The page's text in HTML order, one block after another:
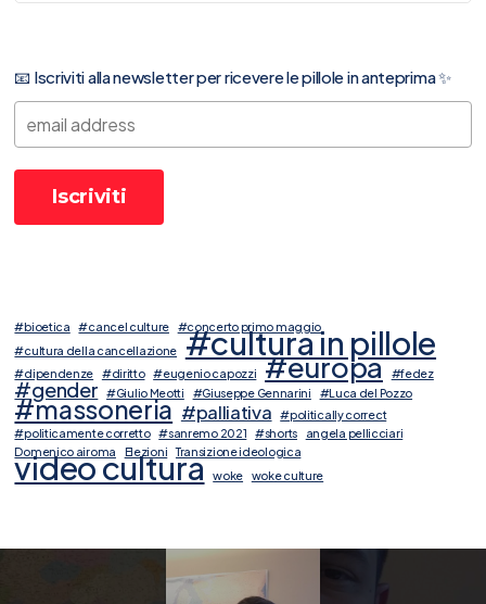
📧 Iscriviti alla newsletter per ricevere le pillole in anteprima ✨
#bioetica #cancel culture
#concerto primo maggio
#cultura della cancellazione #cultura in pillole
#dipendenze #diritto #eugenio capozzi #europa #fedez
#gender #Giulio Meotti #Giuseppe Gennarini #Luca del Pozzo
#massoneria #palliativa
#politically correct
#politicamente corretto #sanremo 2021 #shorts
angela pellicciari
Domenico airoma
Elezioni Transizione ideologica
video cultura woke woke culture